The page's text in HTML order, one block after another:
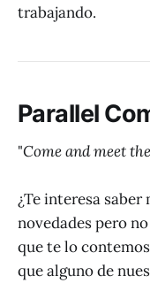
trabajando.
Parallel
"Come and meet
¿Te interesa saber
novedades pero
que te lo
que alguno de